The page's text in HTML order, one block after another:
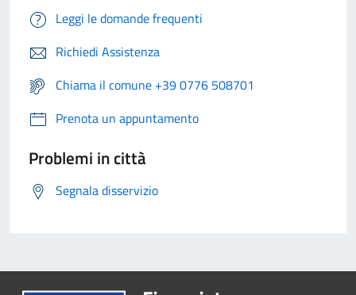
Leggi le domande frequenti
Richiedi Assistenza
Chiama il comune +39 0776 508701
Prenota un appuntamento
Problemi in città
Segnala disservizio